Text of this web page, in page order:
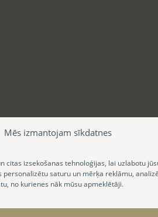
Mēs izmantojam sīkdatnes
citas izsekošanas tehnoloģijas, lai uzlabotu
personalizētu saturu un mērķa reklāmu,
no kurienes nāk mūsu apmeklētāji.